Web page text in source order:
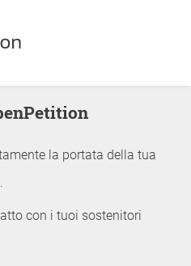
la portata della tua
con i tuoi sostenitori